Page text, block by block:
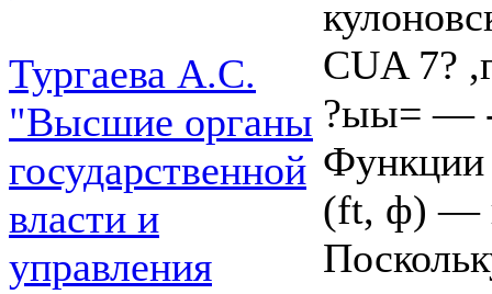
Тургаева А.С.
"Высшие органы
государственной
власти и
управления
CUA 7?
?ыы= —
Функции
(ft, ф) —